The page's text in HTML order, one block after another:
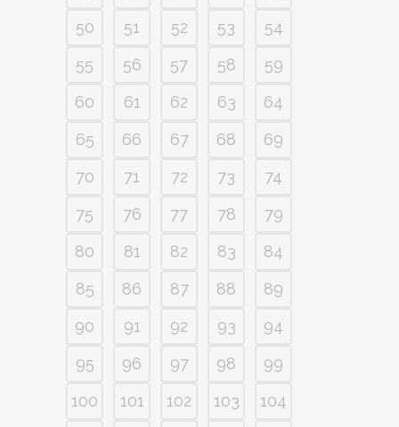
50
51 52 53
54
55
56 57 58
59
60
61 62 63
64
65
66 67 68
69
70
71 72 73
74
75
76 77 78
79
80
81 82 83
84
85
86 87 88
89
90
91 92 93
94
95
96 97 98
99
100
101 102 103
104